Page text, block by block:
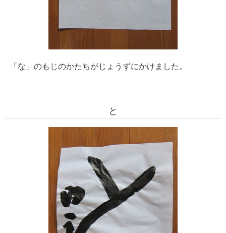
「な」のもじのかたちがじょうずにかけました。
と